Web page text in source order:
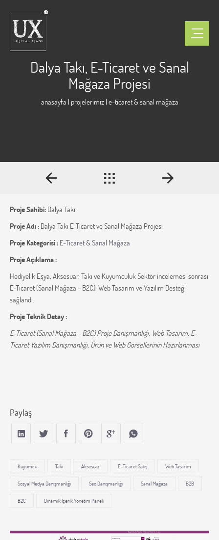
Dalya Takı, E-Ticaret ve Sanal
Mağaza Projesi
anasayfa | projelerimiz| e-ticaret & sanal mağaza
Proje Sahibi: Dalya Takı
Proje Adı : Dalya Takı E-Ticaret ve Sanal Mağaza Projesi
Proje Kategorisi : E-Ticaret & Sanal Mağaza
Proje Açıklama :
Hediyelik Eşya, Aksesuar, Takı ve Kuyumculuk Sektör incelemesi sonrası
E-Ticaret (Sanal Mağaza - B2C), Web Tasarım ve Yazılım Desteği
sağlandı.
Proje Teknik Detay :
E-Ticaret (Sanal Mağaza - B2C) Proje Danışmanlığı, Web Tasarım, E-
Ticaret Yazılım Danışmanlığı, Ürün ve Web Görsellerinin Hazırlanması
Paylaş
Kuyumcu Takı Aksesuar E-Ticaret Satış Web Tasarım
Sosyal Medya Danışmanlığı Seo Danışmanlığı Sanal Mağaza B2B
B2C Dinamik İçerik Yönetim Paneli